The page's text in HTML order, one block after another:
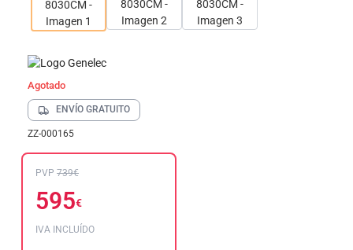
Agotado
ENVÍO GRATUITO
ZZ-000165
PVP 739€
595€
IVA INCLUÍDO